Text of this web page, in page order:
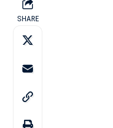
SHARE